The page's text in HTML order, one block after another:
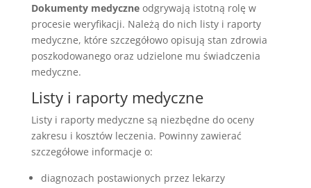
Dokumenty medyczneodgrywają istotną rolę w
procesie weryfikacji. Należą do nich listy i raporty
medyczne, które szczegółowo opisują stan zdrowia
poszkodowanego oraz udzielone mu świadczenia
medyczne.
Listy i raporty medyczne
Listy i raporty medyczne są niezbędne do oceny
zakresu i kosztów leczenia. Powinny zawierać
szczegółowe informacje o:
diagnozach postawionych przez lekarzy